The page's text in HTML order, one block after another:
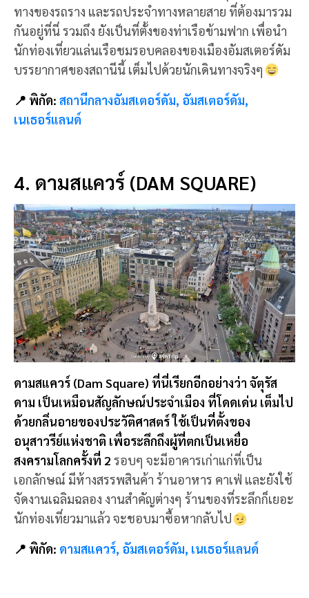
ทางของรถราง และรถประจำทางหลายสาย ที่ต้องมารวม
กันอยู่ที่นี่ รวมถึง ยังเป็นที่ตั้งของท่าเรือข้ามฟาก เพื่อนำ
นักท่องเที่ยวแล่นเรือชมรอบคลองของเมืองอัมสเตอร์ดัม
บรรยากาศของสถานีนี้ เต็มไปด้วยนักเดินทางจริงๆ
📍 พิกัด: สถานีกลางอัมสเตอร์ดัม, อัมสเตอร์ดัม,
เนเธอร์แลนด์
4. ดามสแควร์ (DAM SQUARE)
ดามสแควร์ (Dam Square) ที่นี่เรียกอีกอย่างว่า จัตุรัส
ดาม เป็นเหมือนสัญลักษณ์ประจำเมือง ที่โดดเด่น เต็มไป
ด้วยกลิ่นอายของประวัติศาสตร์ ใช้เป็นที่ตั้งของ
อนุสาวรีย์แห่งชาติ เพื่อระลึกถึงผู้ที่ตกเป็นเหยื่อ
สงครามโลกครั้งที่ 2 รอบๆ จะมีอาคารเก่าแก่ที่เป็น
เอกลักษณ์ มีห้างสรรพสินค้า ร้านอาหาร คาเฟ่ และยังใช้
จัดงานเฉลิมฉลอง งานสำคัญต่างๆ ร้านของที่ระลึกก็เยอะ
นักท่องเที่ยวมาแล้ว จะชอบมาซื้อหากลับไป
📍 พิกัด: ดามสแควร์, อัมสเตอร์ดัม, เนเธอร์แลนด์